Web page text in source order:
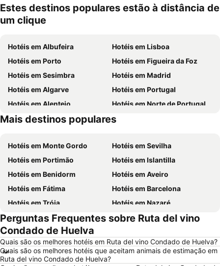
mento
Estes destinos populares estão à distância de
um clique
Hotéis em Albufeira
Hotéis em Lisboa
Hotéis em Porto
Hotéis em Figueira da Foz
Hotéis em Sesimbra
Hotéis em Madrid
Hotéis em Algarve
Hotéis em Portugal
Hotéis em Alentejo
Hotéis em Norte de Portugal
Hotéis em Madeira
Hotéis em Espanha
Mais destinos populares
Hotéis em Monte Gordo
Hotéis em Sevilha
Hotéis em Portimão
Hotéis em Islantilla
Hotéis em Benidorm
Hotéis em Aveiro
Hotéis em Fátima
Hotéis em Barcelona
Hotéis em Tróia
Hotéis em Nazaré
Hotéis em Évora
Hotéis em Peniche
Hotéis em Porto Santo
Hotéis em Sangenjo
Hotéis em Vila Nova de Milfontes
Hotéis em Vilamoura
Perguntas Frequentes sobre Ruta del vino
Condado de Huelva
Quais são os melhores hotéis em Ruta del vino Condado de Huelva?
Quais são os melhores hotéis que aceitam animais de estimação em
Ruta del vino Condado de Huelva?